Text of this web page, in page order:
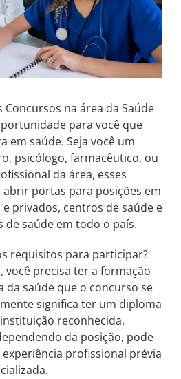
na área da Saúde
para você que
em saúde. Seja você um
psicólogo, farmacêutico, ou
da área, esses
portas para posições em
privados, centros de saúde e
saúde em todo o país.
requisitos para participar?
você precisa ter a formação
da saúde que o concurso se
significa ter um diploma
reconhecida.
da posição, pode
profissional prévia